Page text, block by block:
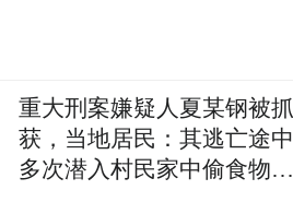
重大刑案嫌疑人夏某钢被抓
获，当地居民：其逃亡途中
多次潜入村民家中偷食物被